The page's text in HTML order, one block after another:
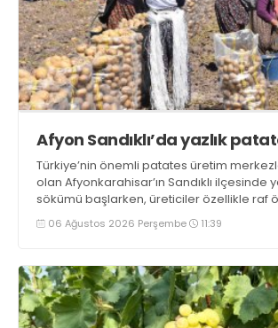
Afyon Sandıklı’da yazlık
Türkiye’nin önemli patates üretim
olan Afyonkarahisar’ın Sandıklı ilçesinde
sökümü başlarken, üreticiler özellikle raf
yaklaşık 2 ay olması ve rengi bakımından
Sandıklı patatesinin daha fazla tercih
06 Ağustos 2026 Perşembe 11:39